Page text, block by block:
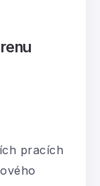
pracích